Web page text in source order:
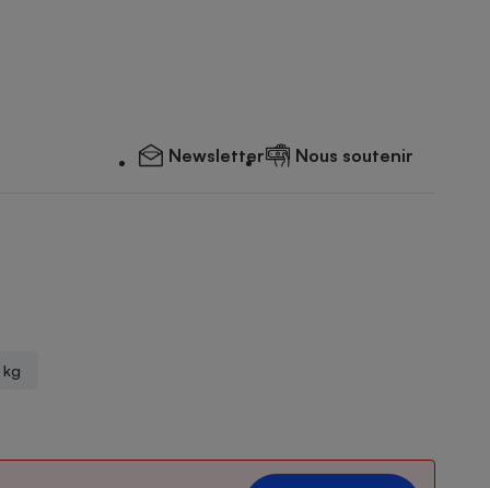
Newsletter Nous soutenir